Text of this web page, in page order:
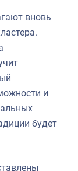
вновь
и
будет